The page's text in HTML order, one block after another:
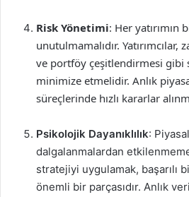
Risk Yönetimi: Her yatırımın
unutulmamalıdır.
ve portföy çeşitlendirmesi gibi
minimize etmelidir. Anlık
süreçlerinde hızlı kararlar
Psikolojik Dayanıklılık:
dalgalanmalardan
stratejiyi uygulamak, başarılı
önemli bir parçasıdır. Anlık